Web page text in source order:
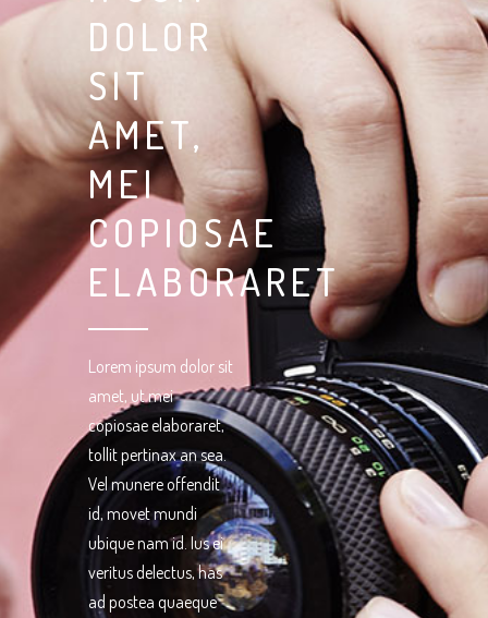
DOLOR
SIT
AMET,
MEI
COPIOSAE
ELABORARET
Lorem ipsum dolor sit
amet, ut mei
copiosae elaboraret,
tollit pertinax an sea.
Vel munere offendit
id, movet mundi
ubique nam id. Ius ei
veritus delectus, has
ad postea quaeque